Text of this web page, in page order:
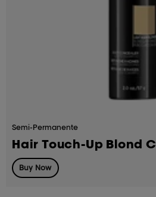
Semi-Permanente
Hair Touch-Up Blond
Buy Now